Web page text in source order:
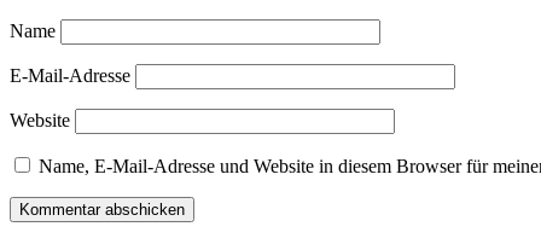
Name
E-Mail-Adresse
Website
Name, E-Mail-Adresse und Website in diesem Browser für